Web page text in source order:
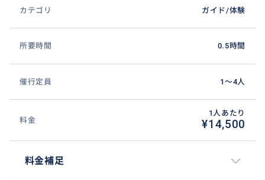
カテゴリ ガイド/体験
所要時間 0.5時間
催行定員 1〜4人
料金
1人あたり
¥14,500
料金補足